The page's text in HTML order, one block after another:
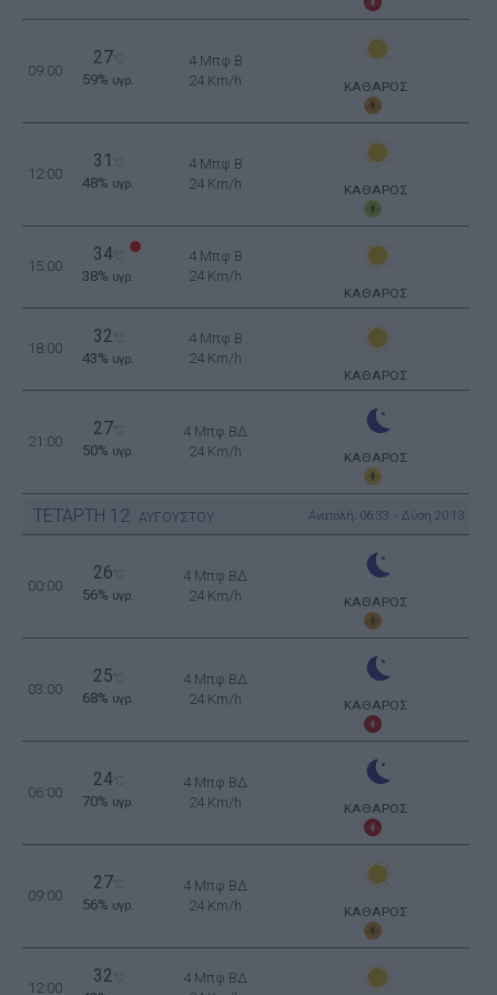
09:00
27
59% υγρ.
4 Μπφ B
24 Km/h
ΚΑΘΑΡΟΣ
12:00
31
48% υγρ.
4 Μπφ B
24 Km/h
ΚΑΘΑΡΟΣ
15:00
34°C
38% υγρ.
4 Μπφ B
24 Km/h
ΚΑΘΑΡΟΣ
18:00
32
43% υγρ.
4 Μπφ B
24 Km/h
ΚΑΘΑΡΟΣ
21:00
27
50% υγρ.
4 Μπφ ΒΔ
24 Km/h
ΚΑΘΑΡΟΣ
ΤΕΤΑΡΤΗ 12 ΑΥΓΟΥΣΤΟΥ Ανατολή: 06:33 - Δύση 20:13
00:00
26
56% υγρ.
4 Μπφ ΒΔ
24 Km/h
ΚΑΘΑΡΟΣ
03:00
25
68% υγρ.
4 Μπφ ΒΔ
24 Km/h
ΚΑΘΑΡΟΣ
06:00
24°C
70% υγρ.
4 Μπφ ΒΔ
24 Km/h
ΚΑΘΑΡΟΣ
09:00
27
56% υγρ.
4 Μπφ ΒΔ
24 Km/h
ΚΑΘΑΡΟΣ
12:00
32
4 Μπφ ΒΔ